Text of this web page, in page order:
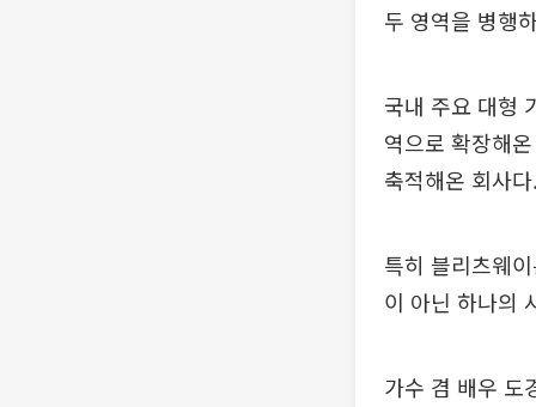
두 영역을 병행
국내 주요 대형
역으로 확장해
축적해온 회사
특히 블리츠웨
이 아닌 하나의
가수 겸 배우 도